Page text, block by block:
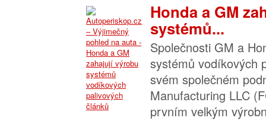
Honda a GM
systémů...
Společnosti GM a
systémů vodíkových
svém společném
Manufacturing LLC
prvním velkým